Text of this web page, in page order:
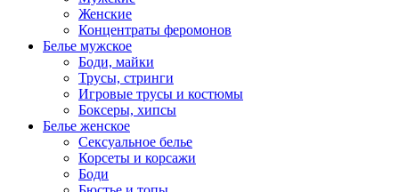
Женские
Концентраты феромонов
Белье мужское
Боди, майки
Трусы, стринги
Игровые трусы и костюмы
Боксеры, хипсы
Белье женское
Сексуальное белье
Корсеты и корсажи
Боди